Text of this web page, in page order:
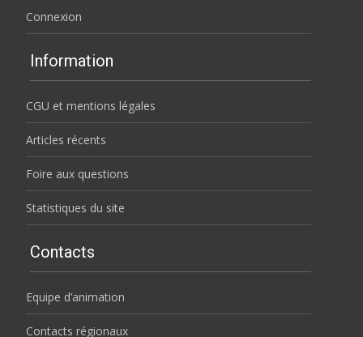
Connexion
Information
CGU et mentions légales
Articles récents
Foire aux questions
Statistiques du site
Contacts
Equipe d’animation
Contacts régionaux